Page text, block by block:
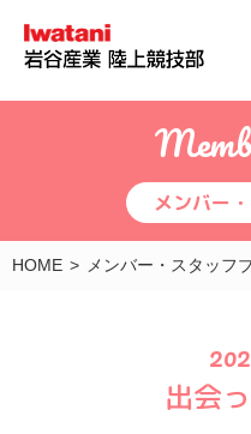
メンバー
HOME メンバー・スタッフ
出会